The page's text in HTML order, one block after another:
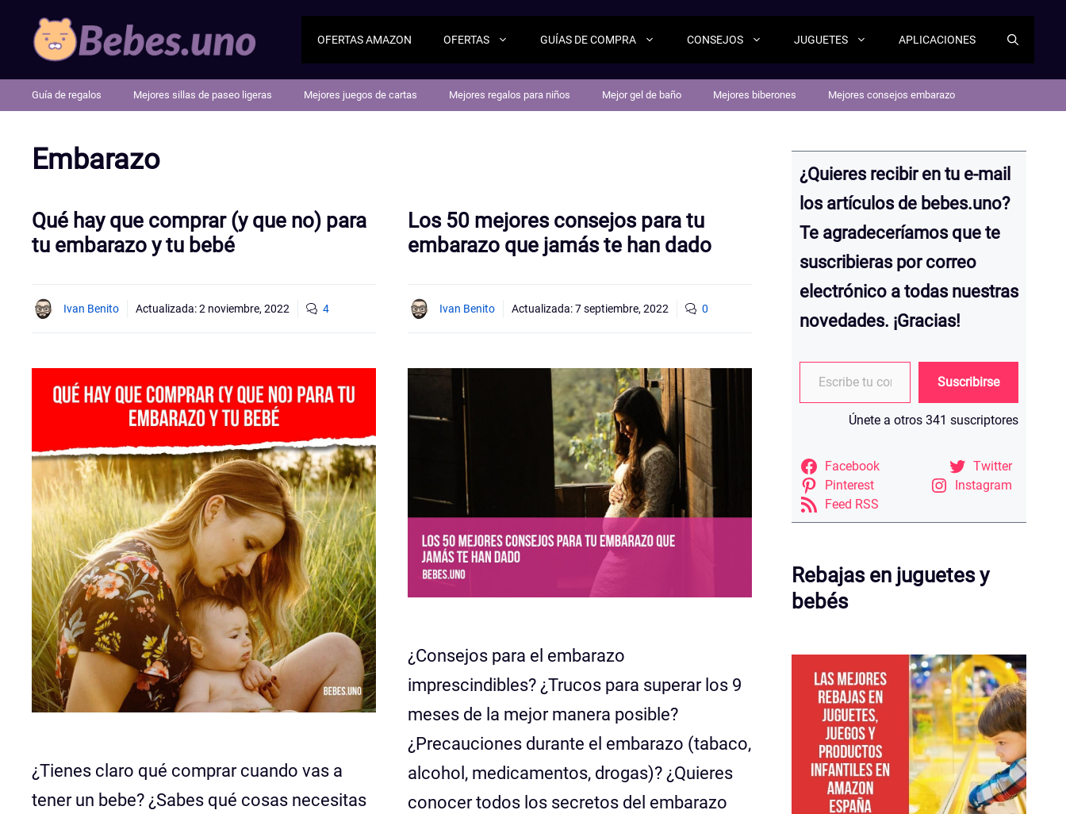
Saltar
OFERTAS AMAZON OFERTAS GUÍAS DE COMPRA CONSEJOS JUGUETES APLICACIONES
Guía de regalos Mejores sillas de paseo ligeras Mejores juegos de cartas Mejores regalos para niños Mejor gel de baño Mejores biberones Mejores consejos embarazo
Embarazo
Qué hay que comprar (y que no) para
tu embarazo y tu bebé
Ivan Benito Actualizada:2 noviembre, 2022 4
¿Tienes claro qué comprar cuando vas a
tener un bebe? ¿Sabes qué cosas necesitas
Los 50 mejores consejos para tu
embarazo que jamás te han dado
Ivan Benito Actualizada:7 septiembre, 2022 0
¿Consejos para el embarazo
imprescindibles? ¿Trucos para superar los 9
meses de la mejor manera posible?
¿Precauciones durante el embarazo (tabaco,
alcohol, medicamentos, drogas)? ¿Quieres
conocer todos los secretos del embarazo
¿Quieres recibir en tu e-mail
los artículos de bebes.uno?
Te agradeceríamos que te
suscribieras por correo
electrónico a todas nuestras
novedades. ¡Gracias!
Escribe tu correo electrónico…
Suscribirse
Únete a otros 341 suscriptores
Facebook
Twitter
Pinterest
Instagram
Feed RSS
Rebajas en juguetes y
bebés